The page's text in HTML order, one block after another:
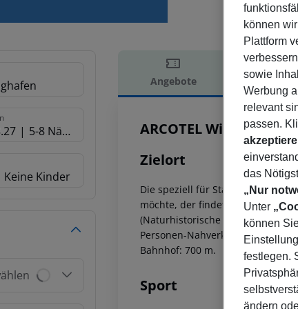
5-8 Nächte
Keine Kinder
Angebote
ARCOTEL Wimberger
Zielort
Die speziell für Städtereisende
möchte, der findet nach ca. 1
(Naturhistorische Museum, Haus
Personen-Nahverkehrs finden
Bahnhof: 700 m.
Sport
können
Plattform
sowie
Werbung
relevant
passen.
das
„Nur
Unter
können
festlegen.
ändern